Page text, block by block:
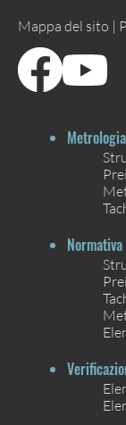
Mappa del sito |
Normativa